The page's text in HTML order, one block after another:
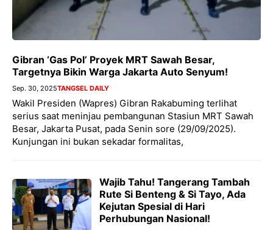
Gibran ‘Gas Pol’ Proyek MRT Sawah Besar,
Targetnya Bikin Warga Jakarta Auto Senyum!
Sep. 30, 2025TANGSEL DAILY
Wakil Presiden (Wapres) Gibran Rakabuming terlihat
serius saat meninjau pembangunan Stasiun MRT Sawah
Besar, Jakarta Pusat, pada Senin sore (29/09/2025).
Kunjungan ini bukan sekadar formalitas,
Wajib Tahu! Tangerang Tambah
Rute Si Benteng & Si Tayo, Ada
Kejutan Spesial di Hari
Perhubungan Nasional!